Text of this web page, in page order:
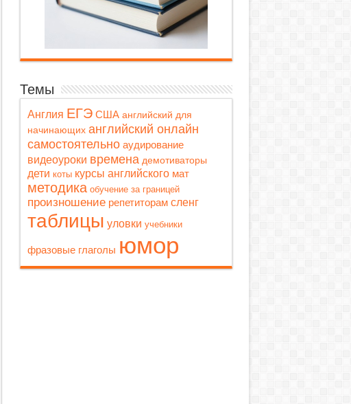
Темы
Англия ЕГЭ США английский для
начинающих английский онлайн
самостоятельно аудирование
видеоуроки времена демотиваторы
дети коты курсы английского мат
методика обучение за границей
произношение репетиторам сленг
таблицы уловки учебники
фразовые глаголы юмор